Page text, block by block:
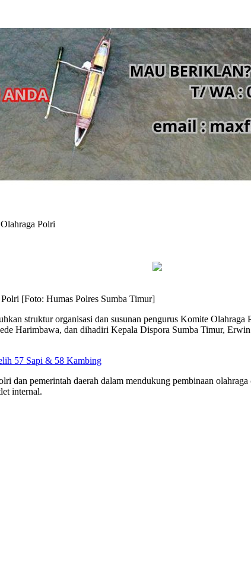
Polri
[Foto: Humas Polres Sumba Timur]
struktur organisasi dan susunan pengurus Komite
Harimbawa, dan dihadiri Kepala Dispora Sumba Timur, Erwin
57 Sapi & 58 Kambing
dan pemerintah daerah dalam mendukung pembinaan
internal.